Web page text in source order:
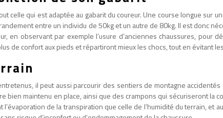
celle qui est adaptée au gabarit du coureur. Une course longue sur
entre un individu de 50kg et un autre de 80kg. Il est donc
en observant par exemple l’usure d’anciennes chaussures, pour
de confort aux pieds et répartiront mieux les chocs, tout en évitant
il peut aussi parcourir des sentiers de montagne
bien maintenu en place, ainsi que des crampons qui sécuriseront
de la transpiration que celle de l’humidité du terrain,